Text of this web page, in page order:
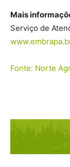
Mais
Serviço de
Fonte: Norte